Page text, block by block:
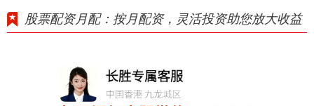
股票配资月配：按月配资，灵活投资助您放大收益